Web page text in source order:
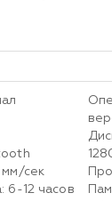
мм/сек
6-12 часов